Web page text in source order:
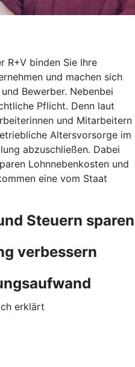
R+V binden Sie Ihre
und machen sich
Bewerber. Nebenbei
Pflicht. Denn laut
und Mitarbeitern
Altersvorsorge im
abzuschließen. Dabei
Lohnnebenkosten und
eine vom Staat
Steuern sparen
verbessern
erklärt